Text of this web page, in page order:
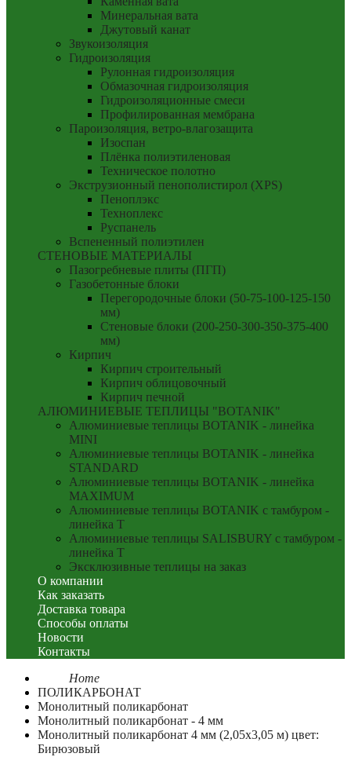
Минеральная вата
Джутовый канат
Звукоизоляция
Гидроизоляция
Рулонная гидроизоляция
Обмазочная гидроизоляция
Гидроизоляционные смеси
Профилированная мембрана
Пароизоляция, ветро-влагозащита
Изоспан
Плёнка полиэтиленовая
Техническое полотно
Экструзионный пенополистирол (XPS)
Пеноплэкс
Техноплекс
Руспанель
Вспененный полиэтилен
СТЕНОВЫЕ МАТЕРИАЛЫ
Пазогребневые плиты (ПГП)
Газобетонные блоки
Перегородочные блоки (50-75-100-125-150
мм)
Стеновые блоки (200-250-300-350-375-400
мм)
Кирпич
Кирпич строительный
Кирпич облицовочный
Кирпич печной
АЛЮМИНИЕВЫЕ ТЕПЛИЦЫ "BOTANIK"
Алюминиевые теплицы BOTANIK - линейка
MINI
Алюминиевые теплицы BOTANIK - линейка
STANDARD
Алюминиевые теплицы BOTANIK - линейка
MAXIMUM
Алюминиевые теплицы BOTANIK с тамбуром -
линейка T
Алюминиевые теплицы SALISBURY с тамбуром -
линейка T
Эксклюзивные теплицы на заказ
О компании
Как заказать
Доставка товара
Способы оплаты
Новости
Контакты
Home
ПОЛИКАРБОНАТ
Монолитный поликарбонат
Монолитный поликарбонат - 4 мм
Монолитный поликарбонат 4 мм (2,05x3,05 м) цвет:
Бирюзовый